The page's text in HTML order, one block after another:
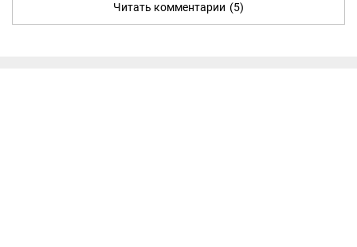
Читать комментарии (5)